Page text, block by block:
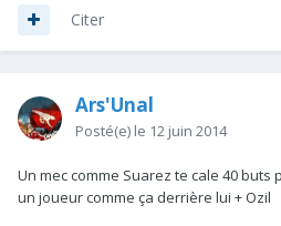
Citer
Ars'Unal
Posté(e) le 12 juin 2014
Un mec comme Suarez te cale 40
un joueur comme ça derrière lui + Ozil